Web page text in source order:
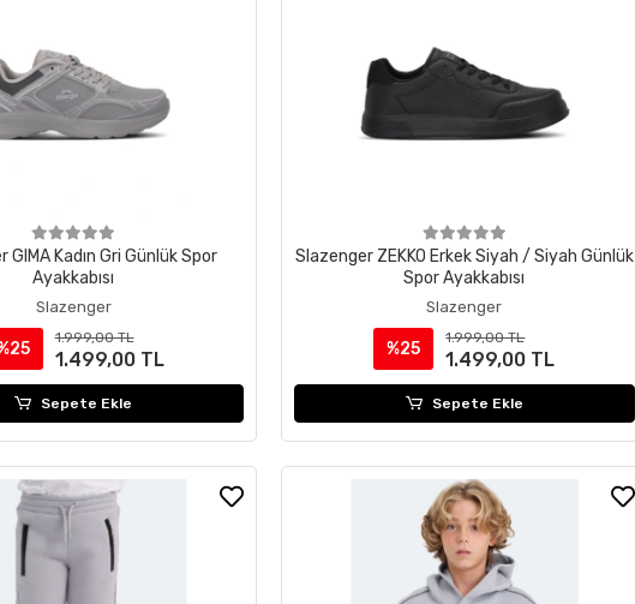
GIMA Kadın Gri Günlük Spor
Ayakkabısı
Slazenger
1.999,00 TL
1.499,00 TL
Sepete Ekle
Slazenger ZEKKO Erkek Siyah / Siyah Günlük
Spor Ayakkabısı
Slazenger
%25
1.999,00 TL
1.499,00 TL
Sepete Ekle